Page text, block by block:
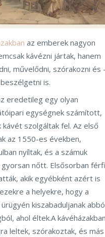
az emberek nagyon
kávézni jártak, hanem
művelődni, szórakozni és
is.
eredetileg egy olyan
egységnek számított,
kávét szolgáltak fel. Az első
az 1550-es években,
nyíltak, és a számuk
gyorsan nőtt. Elsősorban
akik egyébként azért is
a helyekre, hogy a
kiszabaduljanak
ahol éltek.A kávéházakban
leltek, szórakoztak, és más